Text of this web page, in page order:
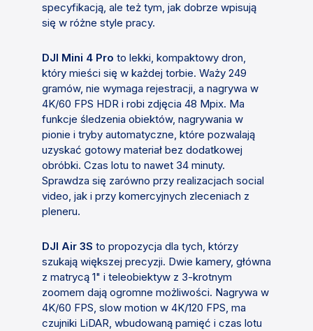
specyfikacją, ale też tym, jak dobrze wpisują
się w różne style pracy.
DJI Mini 4 Pro to lekki, kompaktowy dron,
który mieści się w każdej torbie. Waży 249
gramów, nie wymaga rejestracji, a nagrywa w
4K/60 FPS HDR i robi zdjęcia 48 Mpix. Ma
funkcje śledzenia obiektów, nagrywania w
pionie i tryby automatyczne, które pozwalają
uzyskać gotowy materiał bez dodatkowej
obróbki. Czas lotu to nawet 34 minuty.
Sprawdza się zarówno przy realizacjach social
video, jak i przy komercyjnych zleceniach z
pleneru.
DJI Air 3S to propozycja dla tych, którzy
szukają większej precyzji. Dwie kamery, główna
z matrycą 1" i teleobiektyw z 3-krotnym
zoomem dają ogromne możliwości. Nagrywa w
4K/60 FPS, slow motion w 4K/120 FPS, ma
czujniki LiDAR, wbudowaną pamięć i czas lotu